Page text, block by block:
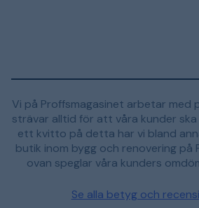
Vi på Proffsmagasinet arbetar med
strävar alltid för att våra kunder
ett kvitto på detta har vi bland
butik inom bygg och renovering på
ovan speglar våra kunders
Se alla betyg och